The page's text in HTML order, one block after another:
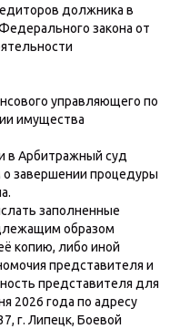
должника в
закона от
управляющего по
имущества
в Арбитражный суд
о завершении процедуры
заполненные
образом
копию, либо иной
представителя и
представителя для
2026 года по адресу
г. Липецк, Боевой